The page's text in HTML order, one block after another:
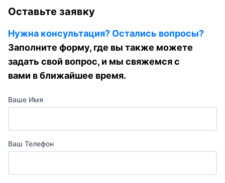
Оставьте заявку
Нужна консультация? Остались вопросы?
Заполните форму, где вы также можете
задать свой вопрос, и мы свяжемся с
вами в ближайшее время.
Ваше Имя
Ваш Телефон